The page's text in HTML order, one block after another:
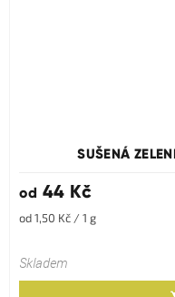
SUŠENÁ
z
5
od 44 Kč
Měrná
od 1,50 Kč / 1 g
Skladem